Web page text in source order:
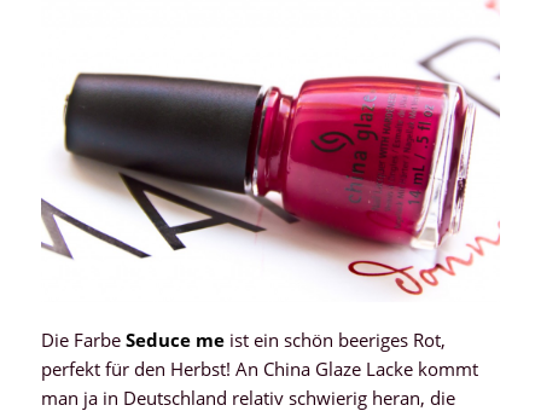
Die FarbeSeduce meist ein schön beeriges Rot,
perfekt für den Herbst! An China Glaze Lacke kommt
man ja in Deutschland relativ schwierig heran, die